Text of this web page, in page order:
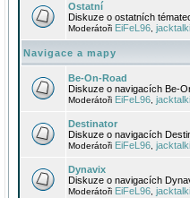
Ostatní
Diskuze o ostatních
Moderátoři EiFeL96
Navigace a mapy
Be-On-Road
Diskuze o navigacích Be-
Moderátoři EiFeL96
Destinator
Diskuze o navigacích
Moderátoři EiFeL96
Dynavix
Diskuze o navigacích
Moderátoři EiFeL96